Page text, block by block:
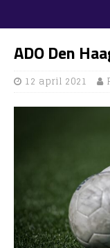
ADO Den
12 april 2021